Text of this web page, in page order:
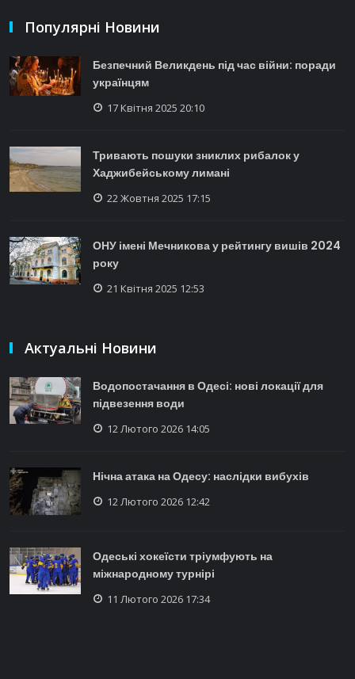
Популярні Новини
Безпечний Великдень під час війни: поради
українцям
17 Квітня 2025 20:10
Тривають пошуки зниклих рибалок у
Хаджибейському лимані
22 Жовтня 2025 17:15
ОНУ імені Мечникова у рейтингу вишів 2024
року
21 Квітня 2025 12:53
Актуальні Новини
Водопостачання в Одесі: нові локації для
підвезення води
12 Лютого 2026 14:05
Нічна атака на Одесу: наслідки вибухів
12 Лютого 2026 12:42
Одеські хокеїсти тріумфують на
міжнародному турнірі
11 Лютого 2026 17:34